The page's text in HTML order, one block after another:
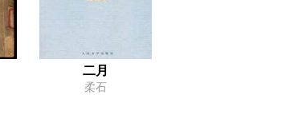
二月
柔石